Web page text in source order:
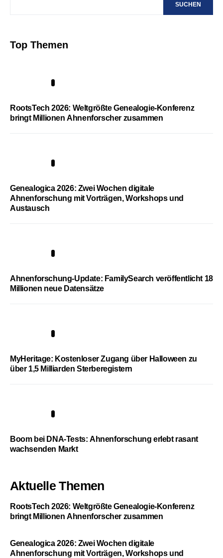
SUCHEN
Top Themen
RootsTech 2026: Weltgrößte Genealogie-Konferenz
bringt Millionen Ahnenforscher zusammen
Genealogica 2026: Zwei Wochen digitale
Ahnenforschung mit Vorträgen, Workshops und
Austausch
Ahnenforschung-Update: FamilySearch veröffentlicht 18
Millionen neue Datensätze
MyHeritage: Kostenloser Zugang über Halloween zu
über 1,5 Milliarden Sterberegistern
Boom bei DNA-Tests: Ahnenforschung erlebt rasant
wachsenden Markt
Aktuelle Themen
RootsTech 2026: Weltgrößte Genealogie-Konferenz
bringt Millionen Ahnenforscher zusammen
Genealogica 2026: Zwei Wochen digitale
Ahnenforschung mit Vorträgen, Workshops und